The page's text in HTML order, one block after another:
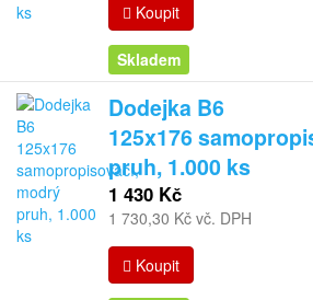
Koupit
Skladem
Dodejka B6
125x176
pruh, 1.000 ks
1 430 Kč
1 730,30 Kč vč. DPH
Koupit